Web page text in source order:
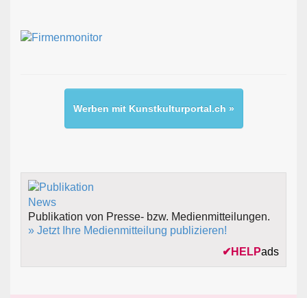
Werben mit Kunstkulturportal.ch »
Publikation von Presse- bzw. Medienmitteilungen.
» Jetzt Ihre Medienmitteilung publizieren!
✔ HELPads